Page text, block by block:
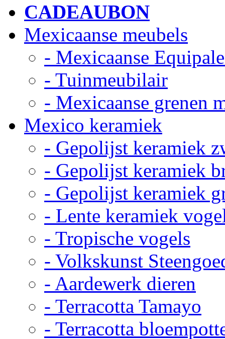
CADEAUBON
Mexicaanse meubels
- Mexicaanse
- Tuinmeubilair
- Mexicaanse grenen
Mexico keramiek
- Gepolijst keramiek
- Gepolijst keramiek
- Gepolijst keramiek
- Lente keramiek
- Tropische vogels
- Volkskunst
- Aardewerk dieren
- Terracotta Tamayo
- Terracotta